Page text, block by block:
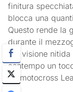
finitura
blocca una
Questo rende la
durante il
tua visione
contempo un
da motocross